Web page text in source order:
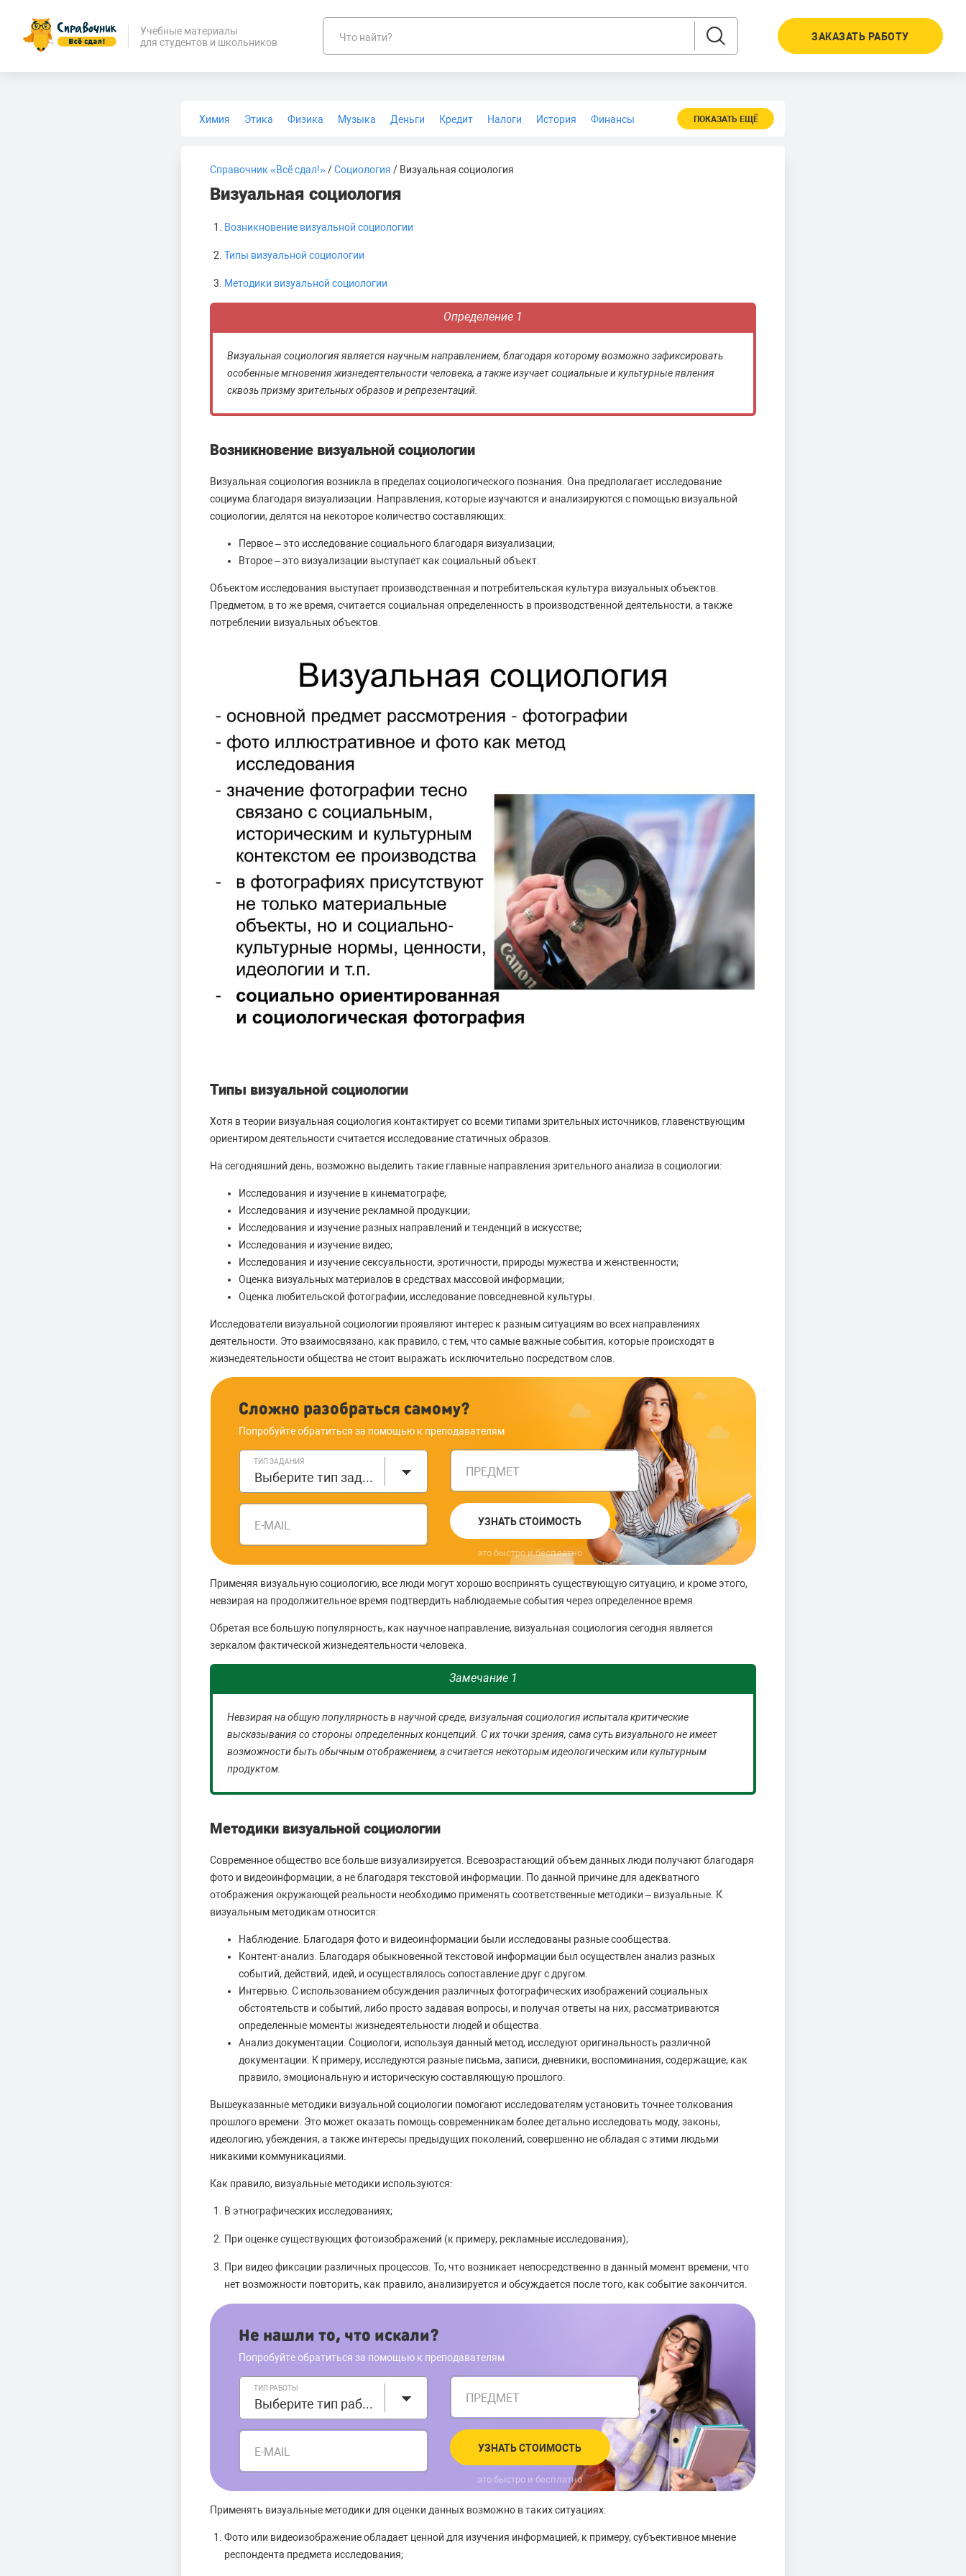
Учебные материалы
для студентов и школьников
Что найти? ЗАКАЗАТЬ РАБОТУ
Химия Этика Физика Музыка Деньги Кредит Налоги История
Финансы
ПОКАЗАТЬ ЕЩЁ
Справочник «Всё сдал!»/Социология / Визуальная социология
Визуальная социология
Возникновение визуальной социологии
Типы визуальной социологии
Методики визуальной социологии
Определение 1
Визуальная социология является научным направлением, благодаря которому возможно зафиксировать
особенные мгновения жизнедеятельности человека, а также изучает социальные и культурные явления
сквозь призму зрительных образов и репрезентаций.
Возникновение визуальной социологии
Визуальная социология возникла в пределах социологического познания. Она предполагает исследование
социума благодаря визуализации. Направления, которые изучаются и анализируются с помощью визуальной
социологии, делятся на некоторое количество составляющих:
Первое – это исследование социального благодаря визуализации;
Второе – это визуализации выступает как социальный объект.
Объектом исследования выступает производственная и потребительская культура визуальных объектов.
Предметом, в то же время, считается социальная определенность в производственной деятельности, а также
потреблении визуальных объектов.
Типы визуальной социологии
Хотя в теории визуальная социология контактирует со всеми типами зрительных источников, главенствующим
ориентиром деятельности считается исследование статичных образов.
На сегодняшний день, возможно выделить такие главные направления зрительного анализа в социологии:
Исследования и изучение в кинематографе;
Исследования и изучение рекламной продукции;
Исследования и изучение разных направлений и тенденций в искусстве;
Исследования и изучение видео;
Исследования и изучение сексуальности, эротичности, природы мужества и женственности;
Оценка визуальных материалов в средствах массовой информации;
Оценка любительской фотографии, исследование повседневной культуры.
Исследователи визуальной социологии проявляют интерес к разным ситуациям во всех направлениях
деятельности. Это взаимосвязано, как правило, с тем, что самые важные события, которые происходят в
жизнедеятельности общества не стоит выражать исключительно посредством слов.
Сложно разобраться самому?
Попробуйте обратиться за помощью к преподавателям
ТИП ЗАДАНИЯ
Выберите тип задания ПРЕДМЕТ
E-MAIL УЗНАТЬ СТОИМОСТЬ
это быстро и бесплатно
Применяя визуальную социологию, все люди могут хорошо воспринять существующую ситуацию, и кроме этого,
невзирая на продолжительное время подтвердить наблюдаемые события через определенное время.
Обретая все большую популярность, как научное направление, визуальная социология сегодня является
зеркалом фактической жизнедеятельности человека.
Замечание 1
Невзирая на общую популярность в научной среде, визуальная социология испытала критические
высказывания со стороны определенных концепций. С их точки зрения, сама суть визуального не имеет
возможности быть обычным отображением, а считается некоторым идеологическим или культурным
продуктом.
Методики визуальной социологии
Современное общество все больше визуализируется. Всевозрастающий объем данных люди получают благодаря
фото и видеоинформации, а не благодаря текстовой информации. По данной причине для адекватного
отображения окружающей реальности необходимо применять соответственные методики – визуальные. К
визуальным методикам относится:
Наблюдение. Благодаря фото и видеоинформации были исследованы разные сообщества.
Контент-анализ. Благодаря обыкновенной текстовой информации был осуществлен анализ разных
событий, действий, идей, и осуществлялось сопоставление друг с другом.
Интервью. С использованием обсуждения различных фотографических изображений социальных
обстоятельств и событий, либо просто задавая вопросы, и получая ответы на них, рассматриваются
определенные моменты жизнедеятельности людей и общества.
Анализ документации. Социологи, используя данный метод, исследуют оригинальность различной
документации. К примеру, исследуются разные письма, записи, дневники, воспоминания, содержащие, как
правило, эмоциональную и историческую составляющую прошлого.
Вышеуказанные методики визуальной социологии помогают исследователям установить точнее толкования
прошлого времени. Это может оказать помощь современникам более детально исследовать моду, законы,
идеологию, убеждения, а также интересы предыдущих поколений, совершенно не обладая с этими людьми
никакими коммуникациями.
Как правило, визуальные методики используются:
В этнографических исследованиях;
При оценке существующих фотоизображений (к примеру, рекламные исследования);
При видео фиксации различных процессов. То, что возникает непосредственно в данный момент времени, что
нет возможности повторить, как правило, анализируется и обсуждается после того, как событие закончится.
Не нашли то, что искали?
Попробуйте обратиться за помощью к преподавателям
ТИП РАБОТЫ
Выберите тип работы ПРЕДМЕТ
E-MAIL УЗНАТЬ СТОИМОСТЬ
это быстро и бесплатно
Применять визуальные методики для оценки данных возможно в таких ситуациях:
Фото или видеоизображение обладает ценной для изучения информацией, к примеру, субъективное мнение
респондента предмета исследования;